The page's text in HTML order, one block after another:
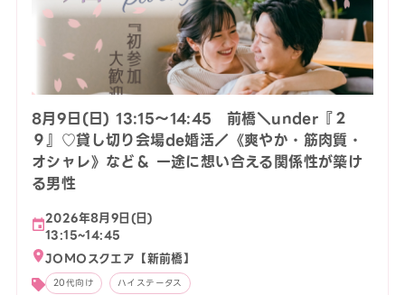
8月9日(日) 13:15〜14:45 前橋＼under『２
９』♡貸し切り会場de婚活／《爽やか・筋肉質・
オシャレ》など＆ 一途に想い合える関係性が築け
る男性
2026年8月9日(日)
13:15~14:45
JOMOスクエア【新前橋】
20代向け ハイステータス